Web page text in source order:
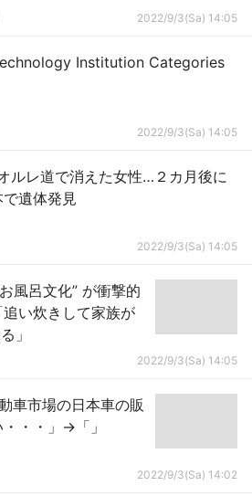
2022/9/3(Sa) 14:05
Institution Categories
2022/9/3(Sa) 14:05
ルレ道で消えた女性…２カ月後に
遺体発見
2022/9/3(Sa) 14:05
風呂文化” が衝撃的
い炊きして家族が
」
2022/9/3(Sa) 14:05
車市場の日本車の販
・・」→「」
2022/9/3(Sa) 14:02